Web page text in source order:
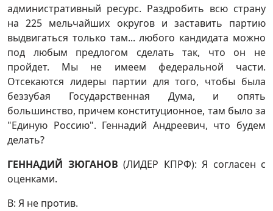
административный ресурс. Раздробить всю страну
на 225 мельчайших округов и заставить партию
выдвигаться только там... любого кандидата можно
под любым предлогом сделать так, что он не
пройдет. Мы не имеем федеральной части.
Отсекаются лидеры партии для того, чтобы была
беззубая Государственная Дума, и опять
большинство, причем конституционное, там было за
"Единую Россию". Геннадий Андреевич, что будем
делать?
ГЕННАДИЙ ЗЮГАНОВ (ЛИДЕР КПРФ): Я согласен с
оценками.
В: Я не против.